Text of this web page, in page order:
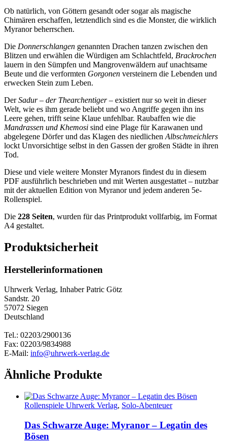
Ob natürlich, von Göttern gesandt oder sogar als magische
Chimären erschaffen, letztendlich sind es die Monster, die wirklich
Myranor beherrschen.
Die Donnerschlangen genannten Drachen tanzen zwischen den
Blitzen und erwählen die Würdigen am Schlachtfeld, Brackrochen
lauern in den Sümpfen und Mangrovenwäldern auf unachtsame
Beute und die verformten Gorgonen versteinern die Lebenden und
erwecken Stein zum Leben.
DerSadur – der Thearchentiger– existiert nur so weit in dieser
Welt, wie es ihm gerade beliebt und wo Angriffe gegen ihn ins
Leere gehen, trifft seine Klaue unfehlbar. Raubaffen wie die
Mandrassen und Khemosi sind eine Plage für Karawanen und
abgelegene Dörfer und das Klagen des niedlichenAlbschmeichlers
lockt Unvorsichtige selbst in den Gassen der großen Städte in ihren
Tod.
Diese und viele weitere Monster Myranors findest du in diesem
PDF ausführlich beschrieben und mit Werten ausgestattet – nutzbar
mit der aktuellen Edition von Myranor und jedem anderen 5e-
Rollenspiel.
Die 228 Seiten, wurden für das Printprodukt vollfarbig, im Format
A4 gestaltet.
Produktsicherheit
Herstellerinformationen
Uhrwerk Verlag, Inhaber Patric Götz
Sandstr. 20
57072 Siegen
Deutschland
Tel.: 02203/2900136
Fax: 02203/9834988
E-Mail: info@uhrwerk-verlag.de
Ähnliche Produkte
Rollenspiele Uhrwerk Verlag, Solo-Abenteuer
Das Schwarze Auge: Myranor – Legatin des
Bösen